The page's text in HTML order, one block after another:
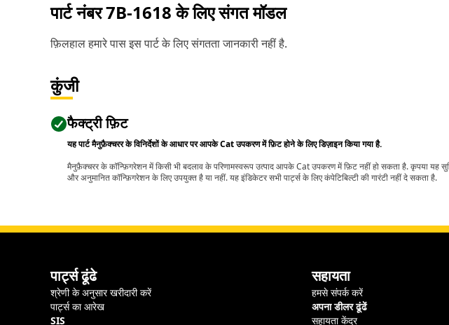
पार्ट नंबर7B-1618के लिए संगत मॉडल
फ़िलहाल हमारे पास इस पार्ट के लिए संगतता जानकारी नहीं है.
कुंजी
फैक्ट्री फ़िट
यह पार्ट मैनुफ़ैक्चरर के विनिर्देशों के आधार पर आपके Cat उपकरण में फ़िट होने के लिए डिज़ाइन किया गया है.
मैनुफ़ैक्चरर के कॉन्फ़िगरेशन में किसी भी बदलाव के परिणामस्वरूप उत्पाद आपके Cat उपकरण में फ़िट नहीं हो सकता है. कृपया यह
और अनुमानित कॉन्फ़िगरेशन के लिए उपयुक्त है या नहीं. यह इंडिकेटर सभी पार्ट्स के लिए कंपेटिबिल्टी की गारंटी नहीं दे सकता है.
पार्ट्स ढूंढे
श्रेणी के अनुसार खरीदारी करें
पार्ट्स का आरेख
SIS
सहायता
हमसे संपर्क करें
अपना डीलर ढूंढें
सहायता केंद्र